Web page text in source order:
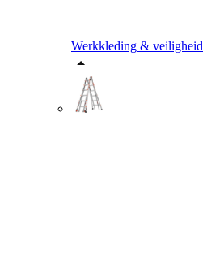
Werkkleding & veiligheid